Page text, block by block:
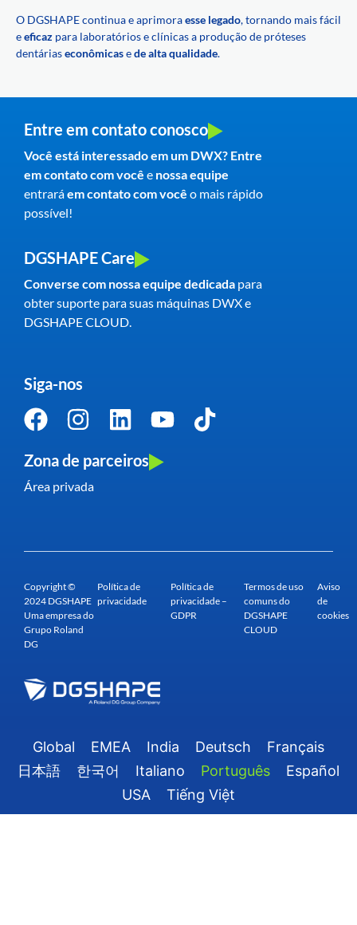
O DGSHAPE continua e aprimoraesse legado, tornando mais fácil
eeficaz para laboratórios e clínicas a produção de próteses
dentáriaseconômicasede alta qualidade.
Entre em contato conosco
Você está interessado em um DWX? Entre
em contato com você e nossa equipe
entraráem contato com você o mais rápido
possível!
DGSHAPE Care
Converse com nossa equipe dedicada para
obter suporte para suas máquinas DWX e
DGSHAPE CLOUD.
Siga-nos
Zona de parceiros
Área privada
Copyright ©
2024 DGSHAPE
Uma empresa do
Grupo Roland
DG
Política de
privacidade
Política de
privacidade –
GDPR
Termos de uso
comuns do
DGSHAPE
CLOUD
Aviso
de
cookies
Global EMEA India Deutsch
Français
日本語
한국어 Italiano Português
Español
USA
Tiếng Việt